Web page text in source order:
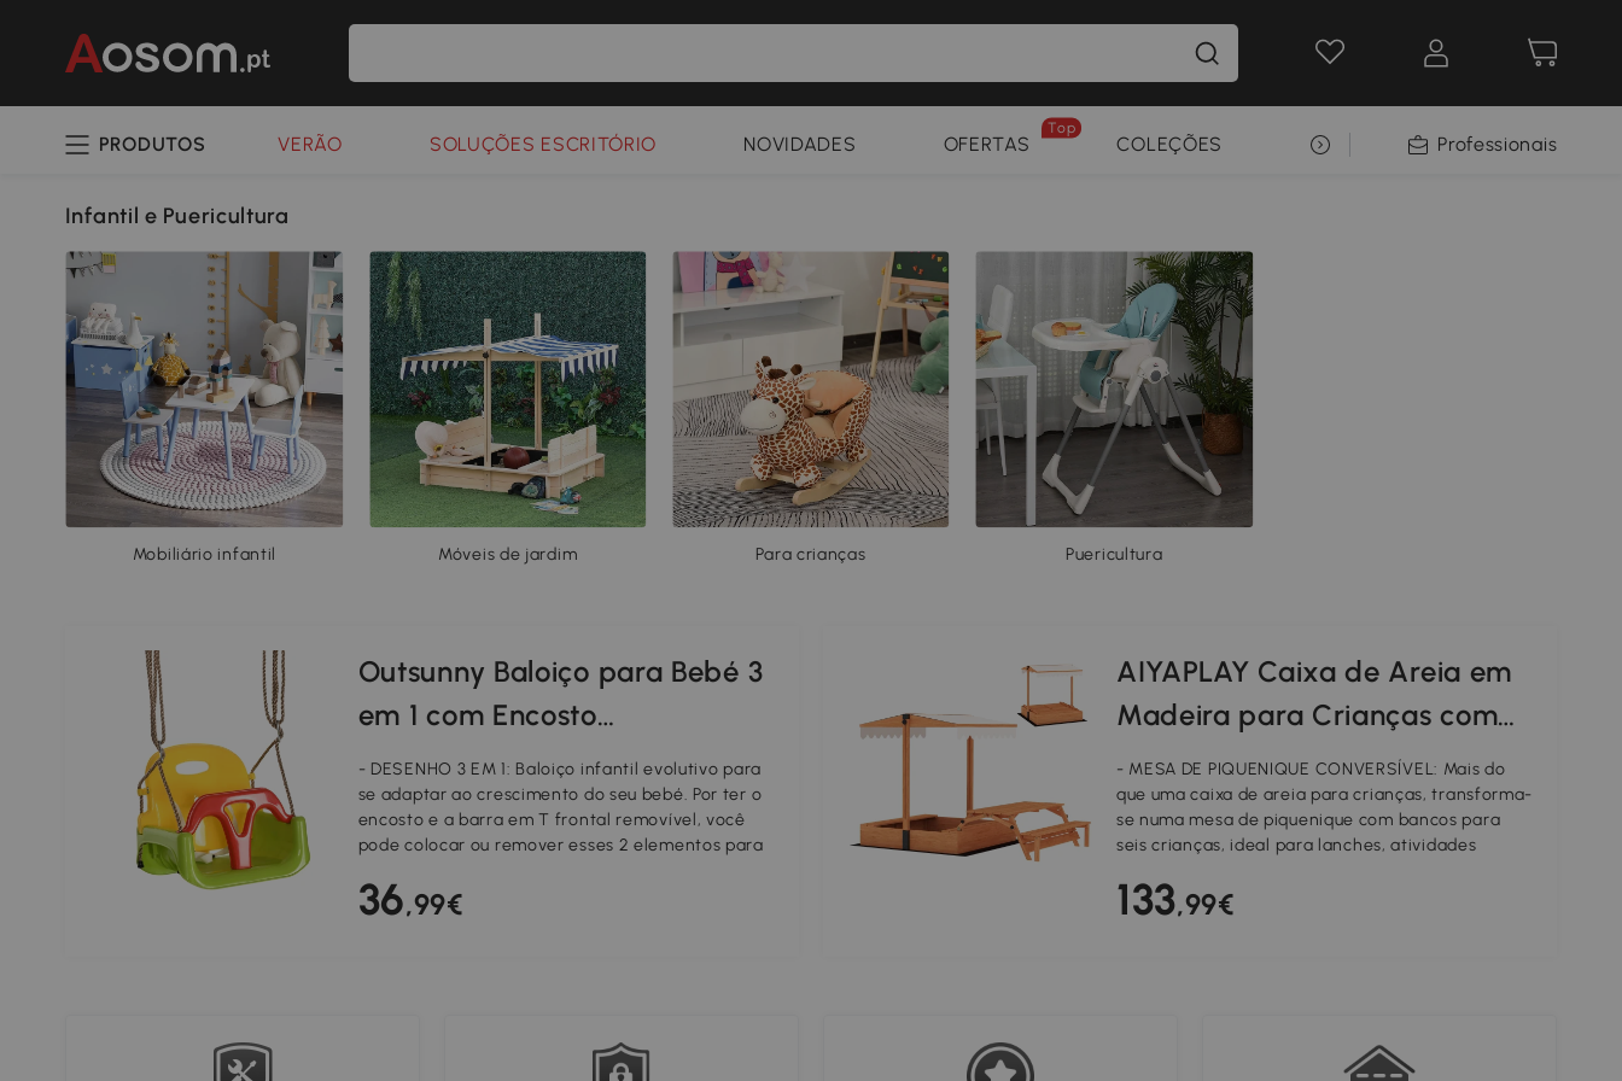
PRODUTOS VERÃO SOLUÇÕES ESCRITÓRIO NOVIDADES OFERTAS
Top
COLEÇÕES SELEÇÃO PREMIUMProfessionais
Infantil e Puericultura
Mobiliário infantil Móveis de jardim Para crianças Puericultura
Outsunny Baloiço para Bebé 3
em 1 com Encosto
Desmontável Cordas
Ajustáveis e Barra em T
42x33x120-180 cm Multicor
- DESENHO 3 EM 1: Baloiço infantil evolutivo para
se adaptar ao crescimento do seu bebé. Por ter o
encosto e a barra em T frontal removível, você
pode colocar ou remover esses 2 elementos para
- DIVERSÃO E APRENDIZAGEM: O baloiço melhora
a coordenação e a capacidade de equilíbrio dos
- CORDAS AJUSTÁVEIS: As cordas deste baloiço
podem ser ajustadas em altura entre 1,2 e 1,8
36,99€
AIYAPLAY Caixa de Areia em
Madeira para Crianças com
Toldo Ajustável Mesa de
Piquenique com Bancos para
6 Crianças dos 3 aos 8 Anos
184x110x120 cm Castanho
- MESA DE PIQUENIQUE CONVERSÍVEL: Mais do
que uma caixa de areia para crianças, transforma-
se numa mesa de piquenique com bancos para
seis crianças, ideal para lanches, atividades
- PROTEÇÃO AJUSTÁVEL COM TOLDO: Caixa de
areia infantil com toldo ajustável (24-110 cm) e
cobre e protege a caixa de areia da chuva, folhas,
detritos e animais de estimação, mantendo a
133,99€